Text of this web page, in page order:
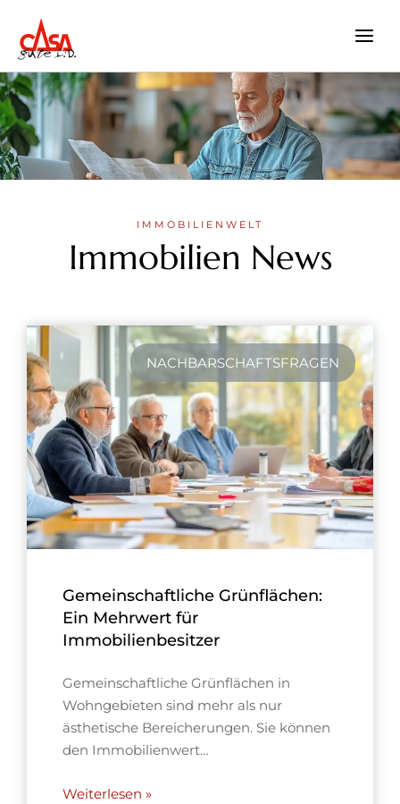
Inhalt
springen
IMMOBILIENWELT
Immobilien News
NACHBARSCHAFTSFRAGEN
Gemeinschaftliche Grünflächen:
Ein Mehrwert für
Immobilienbesitzer
Gemeinschaftliche Grünflächen in
Wohngebieten sind mehr als nur
ästhetische Bereicherungen. Sie können
den Immobilienwert…
Weiterlesen »